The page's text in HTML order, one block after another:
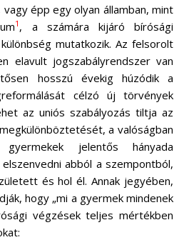
épp egy olyan államban, mint
1 , a számára kijáró bírósági
mutatkozik. Az felsorolt
elavult jogszabályrendszer van
hosszú évekig húzódik a
célzó új törvények
az uniós szabályozás tiltja az
a valóságban
jelentős hányada
abból a szempontból,
és hol él. Annak jegyében,
hogy „mi a gyermek mindenek
végzések teljes mértékben